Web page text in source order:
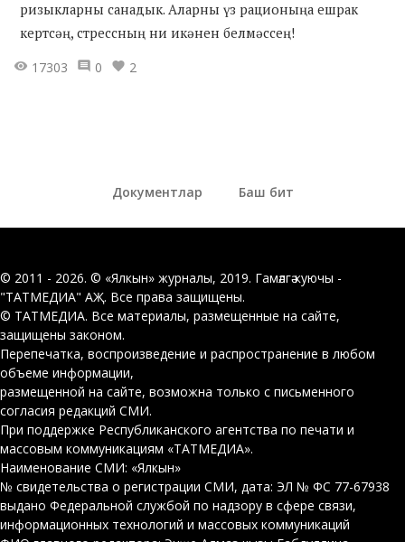
ризыкларны санадык. Аларны үз рационыңа ешрак
кертсәң, стрессның ни икәнен белмәссең!
17303
0 2
Документлар Баш бит
© 2011 - 2026. © «Ялкын» журналы, 2019. Гамәлгә куючы -
"ТАТМЕДИА" АҖ. Все права защищены.
© ТАТМЕДИА. Все материалы, размещенные на сайте,
защищены законом.
Перепечатка, воспроизведение и распространение в любом
объеме информации,
размещенной на сайте, возможна только с письменного
согласия редакций СМИ.
При поддержке Республиканского агентства по печати и
массовым коммуникациям «ТАТМЕДИА».
Наименование СМИ: «Ялкын»
№ свидетельства о регистрации СМИ, дата: ЭЛ № ФС 77-67938
выдано Федеральной службой по надзору в сфере связи,
информационных технологий и массовых коммуникаций